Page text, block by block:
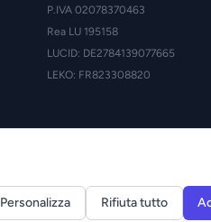
P.IVA 02078370463
Rea LU 195158
LUCID: DE2784139077665
LEKO: FR823308820
Personalizza Rifiuta tutto